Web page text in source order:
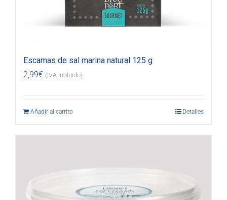
Escamas de sal marina natural 125 g
2,99€ (IVA incluido)
Añadir al carrito Detalles